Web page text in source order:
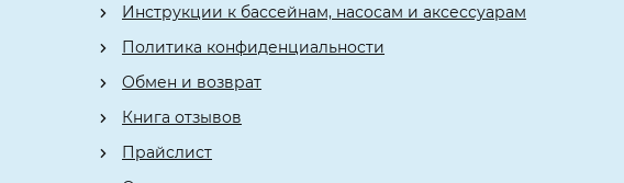
Инструкции к бассейнам, насосам и аксессуарам
Политика конфиденциальности
Обмен и возврат
Книга отзывов
Прайслист